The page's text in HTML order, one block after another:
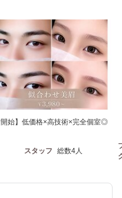
開始】低価格×高技術×完全個室◎
スタッフ 総数4人